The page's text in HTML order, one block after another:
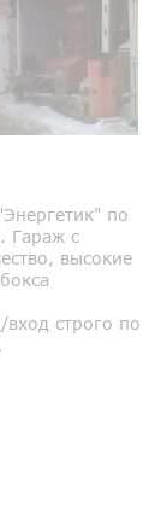
по
Гараж с
высокие
строго по